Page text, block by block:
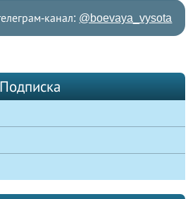
канал: @boevaya_vysota
Подписка